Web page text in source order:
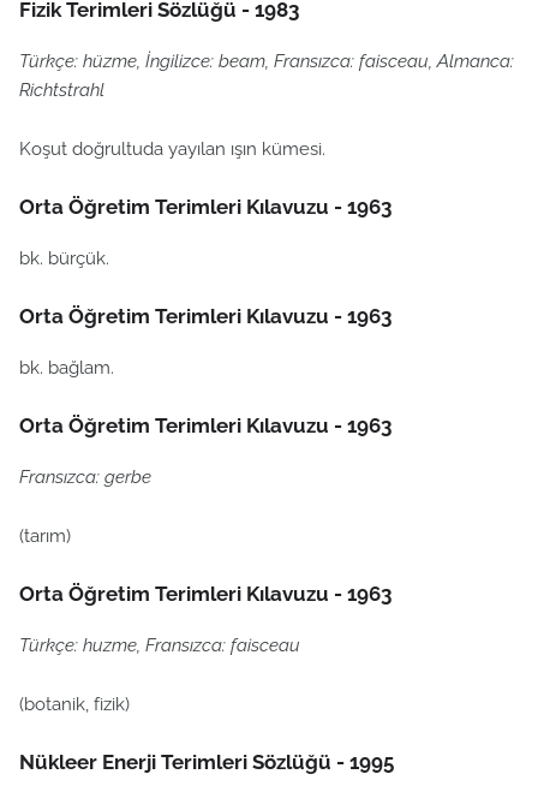
Fizik Terimleri Sözlüğü - 1983
Türkçe: hüzme, İngilizce: beam, Fransızca: faisceau, Almanca:
Richtstrahl
Koşut doğrultuda yayılan ışın kümesi.
Orta Öğretim Terimleri Kılavuzu - 1963
bk. bürçük.
Orta Öğretim Terimleri Kılavuzu - 1963
bk. bağlam.
Orta Öğretim Terimleri Kılavuzu - 1963
Fransızca: gerbe
(tarım)
Orta Öğretim Terimleri Kılavuzu - 1963
Türkçe: huzme, Fransızca: faisceau
(botanik, fizik)
Nükleer Enerji Terimleri Sözlüğü - 1995